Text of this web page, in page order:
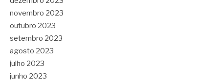
novembro 2023
outubro 2023
setembro 2023
agosto 2023
julho 2023
junho 2023